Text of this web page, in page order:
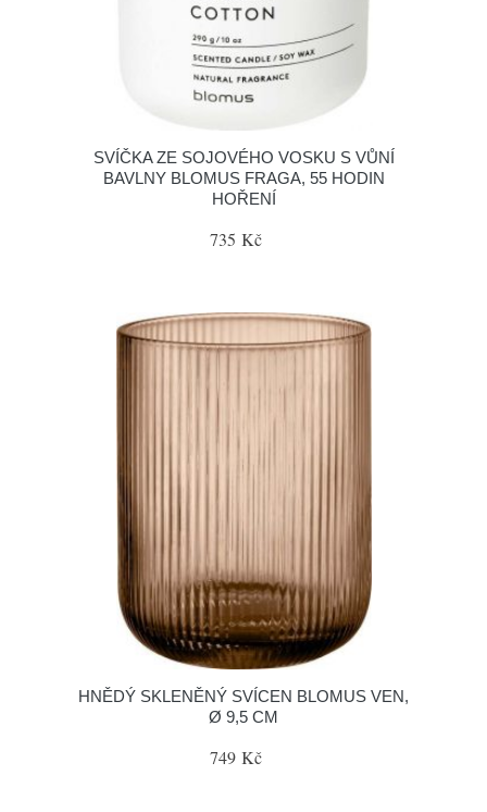
SVÍČKA ZE SOJOVÉHO VOSKU S VŮNÍ
BAVLNY BLOMUS FRAGA, 55 HODIN
HOŘENÍ
735 Kč
HNĚDÝ SKLENĚNÝ SVÍCEN BLOMUS VEN,
Ø 9,5 CM
749 Kč